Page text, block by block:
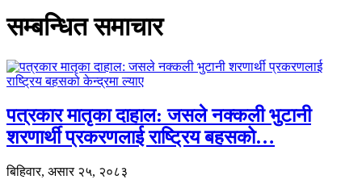
सम्बन्धित समाचार
पत्रकार मातृका दाहाल: जसले नक्कली भुटानी
शरणार्थी प्रकरणलाई राष्ट्रिय बहसको…
बिहिवार, असार २५, २०८३